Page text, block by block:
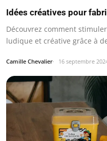
Idées créatives pour
Découvrez comment
ludique et créative grâce à
Camille Chevalier 16 septembre